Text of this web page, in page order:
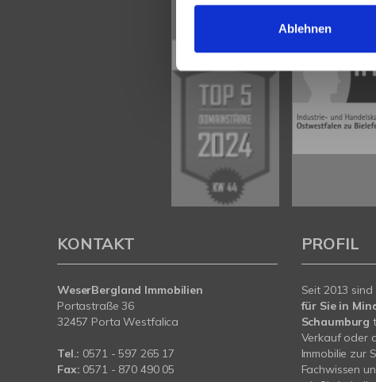
Ablehnen
KONTAKT
WeserBergland Immobilien
Portastraße 36
32457 Porta Westfalica
Tel.: 0571 - 597 265 17
Fax: 0571 - 870 490 05
PROFIL
Seit 2013
für Sie in
Schaumburg
Verkauf oder
Immobilie zur
Fachwissen